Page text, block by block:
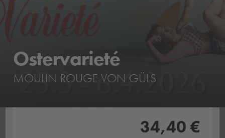
Ostervarieté
MOULIN ROUGE VON GÜLS
34,40 €